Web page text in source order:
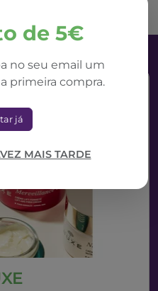
de 5€
no seu email um
primeira compra.
já
MAIS TARDE